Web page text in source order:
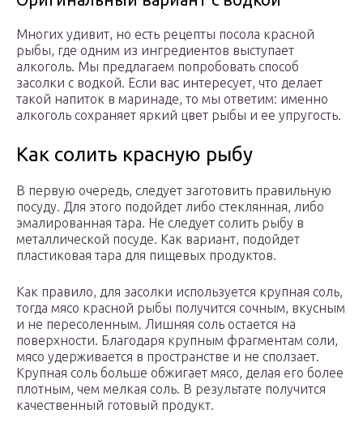
Многих удивит, но есть рецепты посола красной
рыбы, где одним из ингредиентов выступает
алкоголь. Мы предлагаем попробовать способ
засолки с водкой. Если вас интересует, что делает
такой напиток в маринаде, то мы ответим: именно
алкоголь сохраняет яркий цвет рыбы и ее упругость.
Как солить красную рыбу
В первую очередь, следует заготовить правильную
посуду. Для этого подойдет либо стеклянная, либо
эмалированная тара. Не следует солить рыбу в
металлической посуде. Как вариант, подойдет
пластиковая тара для пищевых продуктов.
Как правило, для засолки используется крупная соль,
тогда мясо красной рыбы получится сочным, вкусным
и не пересоленным. Лишняя соль остается на
поверхности. Благодаря крупным фрагментам соли,
мясо удерживается в пространстве и не сползает.
Крупная соль больше обжигает мясо, делая его более
плотным, чем мелкая соль. В результате получится
качественный готовый продукт.